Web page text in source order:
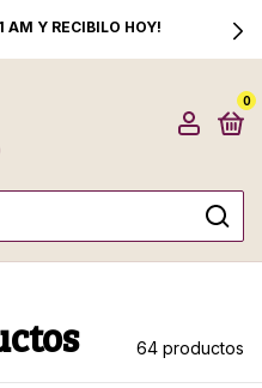
AM Y RECIBILO HOY!
0
64 productos